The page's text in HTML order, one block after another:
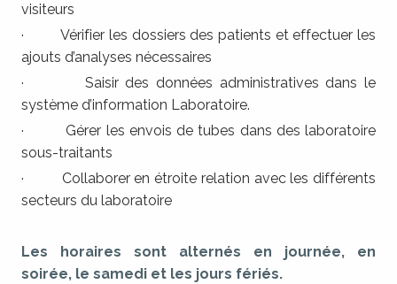
visiteurs
· Vérifier les dossiers des patients et effectuer les
ajouts d’analyses nécessaires
· Saisir des données administratives dans le
système d’information Laboratoire.
· Gérer les envois de tubes dans des laboratoire
sous-traitants
· Collaborer en étroite relation avec les différents
secteurs du laboratoire
Les horaires sont alternés en journée, en
soirée, le samedi et les jours fériés.